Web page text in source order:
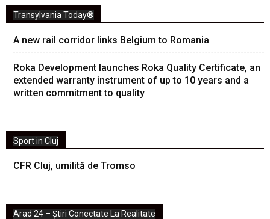
Transylvania Today®
A new rail corridor links Belgium to Romania
Roka Development launches Roka Quality Certificate, an
extended warranty instrument of up to 10 years and a
written commitment to quality
Sport in Cluj
CFR Cluj, umilită de Tromso
Arad 24 – Știri Conectate La Realitate